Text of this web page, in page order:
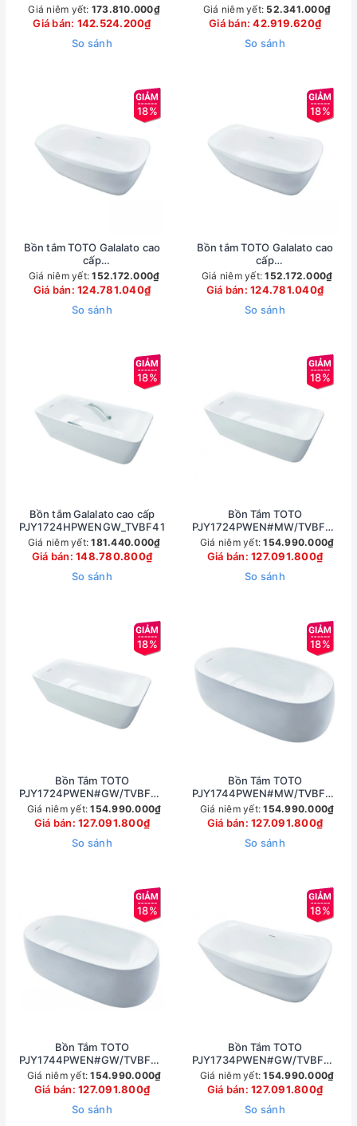
Men
Giá niêm yết: 173.810.000₫
Giá bán: 142.524.200₫
So sánh
Tay Vịn
Giá niêm yết: 52.341.000₫
Giá bán:42.919.620₫
So sánh
18%
Bồn tắm TOTO Galalato cao
cấp
PJY1734PWENMW_TVBF412
Giá niêm yết:152.172.000₫
Giá bán:124.781.040₫
So sánh
18%
Bồn tắm TOTO Galalato cao
cấp
PJY1734PWENGW_TVBF412
Giá niêm yết:152.172.000₫
Giá bán:124.781.040₫
So sánh
18%
Bồn tắm Galalato cao cấp
PJY1724HPWENGW_TVBF412
Giá niêm yết:181.440.000₫
Giá bán:148.780.800₫
So sánh
18%
Bồn Tắm TOTO
PJY1724PWEN#MW/TVBF412
Đá Cẩm Thạch 1.7M
Giá niêm yết:154.990.000₫
Giá bán:127.091.800₫
So sánh
18%
Bồn Tắm TOTO
PJY1724PWEN#GW/TVBF412
Đá Cẩm Thạch 1.7M
Giá niêm yết:154.990.000₫
Giá bán:127.091.800₫
So sánh
18%
Bồn Tắm TOTO
PJY1744PWEN#MW/TVBF412
Đá Cẩm Thạch 1.7M
Giá niêm yết:154.990.000₫
Giá bán:127.091.800₫
So sánh
18%
Bồn Tắm TOTO
PJY1744PWEN#GW/TVBF412
Đá Cẩm Thạch 1.7M
Giá niêm yết:154.990.000₫
Giá bán:127.091.800₫
So sánh
18%
Bồn Tắm TOTO
PJY1734PWEN#GW/TVBF412
Đá Cẩm Thạch 1.7M
Giá niêm yết:154.990.000₫
Giá bán:127.091.800₫
So sánh